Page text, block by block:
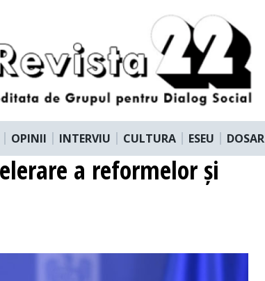
OPINII INTERVIU CULTURA ESEU DOSAR
a reformelor și